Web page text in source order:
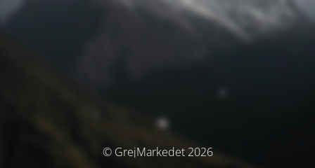
© GrejMarkedet 2026